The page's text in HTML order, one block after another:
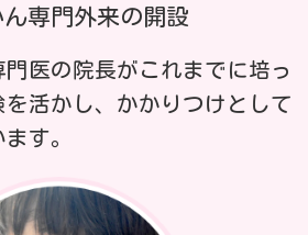
ん専門外来の開設
医の院長がこれまでに培っ
活かし、かかりつけとして
す。